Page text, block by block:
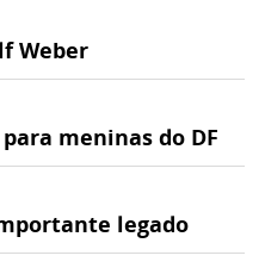
Weber
meninas do DF
legado